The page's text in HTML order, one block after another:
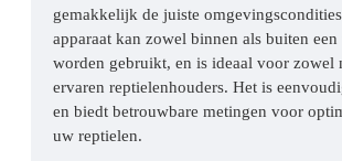
gemakkelijk de juiste
apparaat kan zowel binnen als buiten een
worden gebruikt, en is ideaal voor zowel
ervaren reptielenhouders. Het is
en biedt betrouwbare metingen voor
uw reptielen.